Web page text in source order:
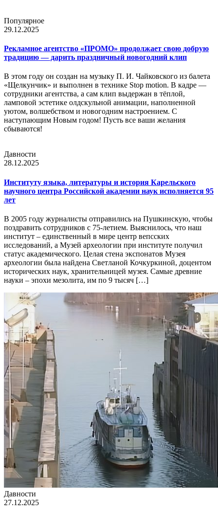
Популярное
29.12.2025
Рекламное агентство «ПРОМО» продолжает свою добрую
традицию — дарить праздничный новогодний клип
В этом году он создан на музыку П. И. Чайковского из балета
«Щелкунчик» и выполнен в технике Stop motion. В кадре —
сотрудники агентства, а сам клип выдержан в тёплой,
ламповой эстетике олдскульной анимации, наполненной
уютом, волшебством и новогодним настроением. С
наступающим Новым годом! Пусть все ваши желания
сбываются!
Давности
28.12.2025
Институту языка, литературы и история Карельского
научного центра Российской академии наук исполняется 95
лет
В 2005 году журналисты отправились на Пушкинскую, чтобы
поздравить сотрудников с 75-летием. Выяснилось, что наш
институт – единственный в мире центр вепсских
исследований, а Музей археологии при институте получил
статус академического. Целая стена экспонатов Музея
археологии была найдена Светланой Кочкуркиной, доцентом
исторических наук, хранительницей музея. Самые древние
науки – эпохи мезолита, им по 9 тысяч […]
Давности
27.12.2025